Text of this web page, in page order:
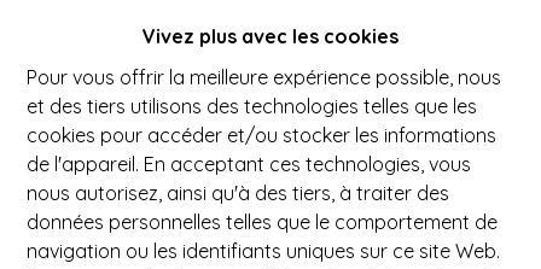
Vivez plus avec les cookies
Pour vous offrir la meilleure expérience possible, nous
et des tiers utilisons des technologies telles que les
cookies pour accéder et/ou stocker les informations
de l'appareil. En acceptant ces technologies, vous
nous autorisez, ainsi qu'à des tiers, à traiter des
données personnelles telles que le comportement de
navigation ou les identifiants uniques sur ce site Web.